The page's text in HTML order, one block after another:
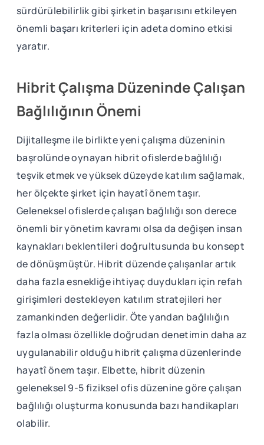
sürdürülebilirlik gibi şirketin başarısını etkileyen
önemli başarı kriterleri için adeta domino etkisi
yaratır.
Hibrit Çalışma Düzeninde Çalışan
Bağlılığının Önemi
Dijitalleşme ile birlikte yeni çalışma düzeninin
başrolünde oynayan hibrit ofislerde bağlılığı
teşvik etmek ve yüksek düzeyde katılım sağlamak,
her ölçekte şirket için hayatî önem taşır.
Geleneksel ofislerde çalışan bağlılığı son derece
önemli bir yönetim kavramı olsa da değişen insan
kaynakları beklentileri doğrultusunda bu konsept
de dönüşmüştür. Hibrit düzende çalışanlar artık
daha fazla esnekliğe ihtiyaç duydukları için refah
girişimleri destekleyen katılım stratejileri her
zamankinden değerlidir. Öte yandan bağlılığın
fazla olması özellikle doğrudan denetimin daha az
uygulanabilir olduğu hibrit çalışma düzenlerinde
hayatî önem taşır. Elbette, hibrit düzenin
geleneksel 9-5 fiziksel ofis düzenine göre çalışan
bağlılığı oluşturma konusunda bazı handikapları
olabilir.